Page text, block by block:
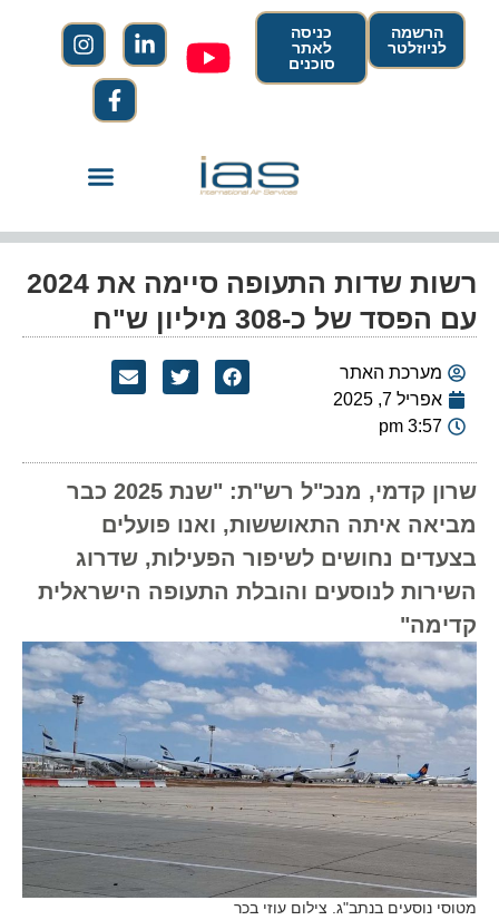
הרשמה
לניוזלטר
כניסה
לאתר
סוכנים
רשות שדות התעופה סיימה את 2024
עם הפסד של כ-308 מיליון ש"ח
מערכת האתר
אפריל 7, 2025
3:57 pm
שרון קדמי, מנכ"ל רש"ת: "שנת 2025 כבר
מביאה איתה התאוששות, ואנו פועלים
בצעדים נחושים לשיפור הפעילות, שדרוג
השירות לנוסעים והובלת התעופה הישראלית
קדימה"
מטוסי נוסעים בנתב"ג. צילום עוזי בכר